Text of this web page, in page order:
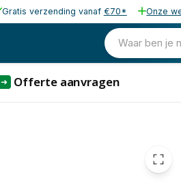
Gratis verzending vanaf €70* Onze
Waar ben je
➜ Offerte aanvragen